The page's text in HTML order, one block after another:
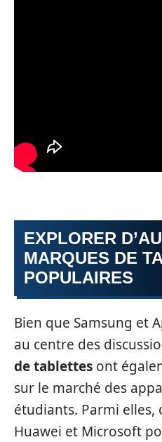
EXPLORER
MARQUES DE
POPULAIRES
Bien que Samsung et
au centre des
de tablettes ont
sur le marché des
étudiants. Parmi elles,
Huawei et Microsoft